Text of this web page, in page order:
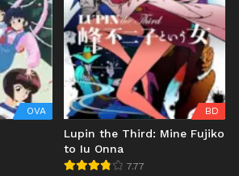
OVA BD
Lupin the Third: Mine Fujiko
to Iu Onna
7.77